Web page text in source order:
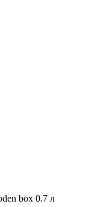
box 0.7 л